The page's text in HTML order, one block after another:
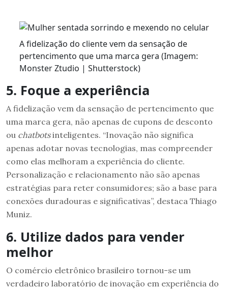
A fidelização do cliente vem da sensação de
pertencimento que uma marca gera (Imagem:
Monster Ztudio | Shutterstock)
5. Foque a experiência
A fidelização vem da sensação de pertencimento que
uma marca gera, não apenas de cupons de desconto
ou chatbotsinteligentes. “Inovação não significa
apenas adotar novas tecnologias, mas compreender
como elas melhoram a experiência do cliente.
Personalização e relacionamento não são apenas
estratégias para reter consumidores; são a base para
conexões duradouras e significativas”, destaca Thiago
Muniz.
6. Utilize dados para vender
melhor
O comércio eletrônico brasileiro tornou-se um
verdadeiro laboratório de inovação em experiência do